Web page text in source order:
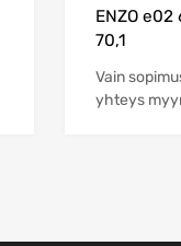
ENZO
70,1
Vain
yhteys